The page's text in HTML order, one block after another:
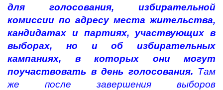
для голосования, избирательной
комиссии по адресу места жительства,
кандидатах и партиях, участвующих в
выборах, но и об избирательных
кампаниях, в которых они могут
поучаствовать в день голосования. Там
же после завершения выборов